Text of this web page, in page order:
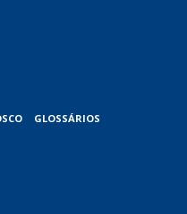
GLOSSÁRIOS